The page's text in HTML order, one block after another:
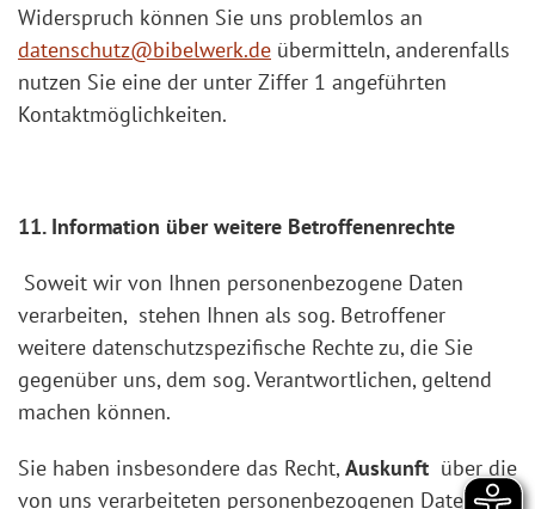
Widerspruch können Sie uns problemlos an
datenschutz@bibelwerk.de übermitteln, anderenfalls
nutzen Sie eine der unter Ziffer 1 angeführten
Kontaktmöglichkeiten.
11. Information über weitere Betroffenenrechte
Soweit wir von Ihnen personenbezogene Daten
verarbeiten, stehen Ihnen als sog. Betroffener
weitere datenschutzspezifische Rechte zu, die Sie
gegenüber uns, dem sog. Verantwortlichen, geltend
machen können.
Sie haben insbesondere das Recht,Auskunft über die
von uns verarbeiteten personenbezogenen Daten zu